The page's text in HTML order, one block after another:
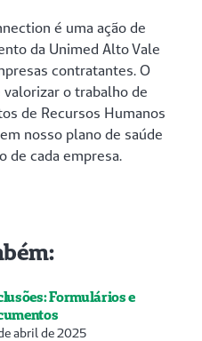
é uma ação de
da Unimed Alto Vale
contratantes. O
o trabalho de
de Recursos Humanos
nosso plano de saúde
de cada empresa.
Formulários e
abril de 2025